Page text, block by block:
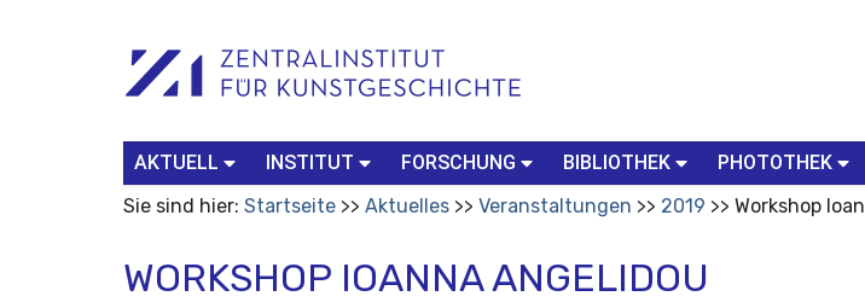
Werkzeuge
Search…
AKTUELL INSTITUT FORSCHUNG BIBLIOTHEK PHOTOTHEK
Sie sind hier: Startseite Aktuelles Veranstaltungen 2019 Workshop
WORKSHOP IOANNA ANGELIDOU